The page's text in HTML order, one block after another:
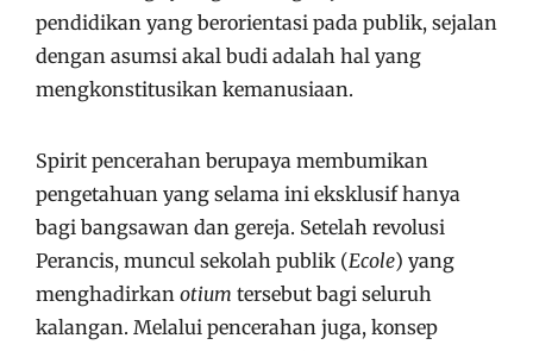
pendidikan yang berorientasi pada publik, sejalan
dengan asumsi akal budi adalah hal yang
mengkonstitusikan kemanusiaan.
Spirit pencerahan berupaya membumikan
pengetahuan yang selama ini eksklusif hanya
bagi bangsawan dan gereja. Setelah revolusi
Perancis, muncul sekolah publik (Ecole) yang
menghadirkan otium tersebut bagi seluruh
kalangan. Melalui pencerahan juga, konsep